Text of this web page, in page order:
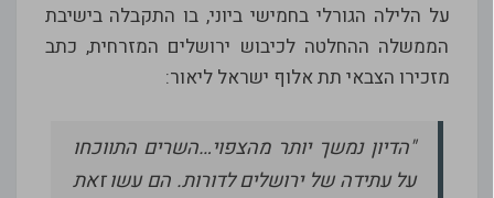
על הלילה הגורלי בחמישי ביוני, בו התקבלה בישיבת
הממשלה ההחלטה לכיבוש ירושלים המזרחית, כתב
מזכירו הצבאי תת אלוף ישראל ליאור:
"הדיון נמשך יותר מהצפוי…השרים התווכחו
על עתידה של ירושלים לדורות. הם עשו זאת